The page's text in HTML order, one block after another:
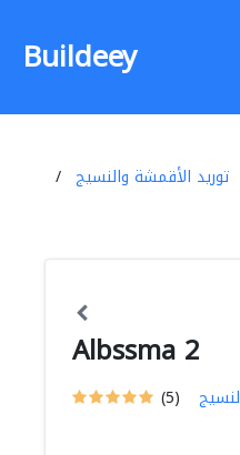
Buildeey
توريد الأقمشة والنسيج
Albssma 2
(5)